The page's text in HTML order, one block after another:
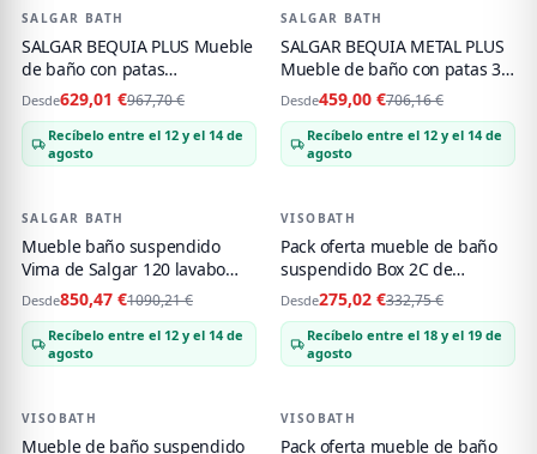
-35%
SALGAR BATH
SALGAR BEQUIA PLUS Mueble
de baño con patas
120+puerta Lavabo Veneto
Desde629,01 €967,70 €
Recíbelo entre el 12 y el 14 de
agosto
-35%
SALGAR BATH
SALGAR BEQUIA METAL PLUS
Mueble de baño con patas 3C
de 90+puerta Lavabo
Constanza
Desde459,00 €706,16 €
Recíbelo entre el 12 y el 14 de
agosto
-22%
SALGAR BATH
Mueble baño suspendido
Vima de Salgar 120 lavabo
desplazado
Desde850,47 €1090,21 €
Recíbelo entre el 12 y el 14 de
agosto
-17 %
PACK OFERTA
VISOBATH
Pack oferta mueble de baño
suspendido Box 2C de
Visobath
Desde275,02 €332,75 €
Recíbelo entre el 18 y el 19 de
agosto
-17 %
VISOBATH
Mueble de baño suspendido
-17 %
PACK OFERTA
VISOBATH
Pack oferta mueble de baño